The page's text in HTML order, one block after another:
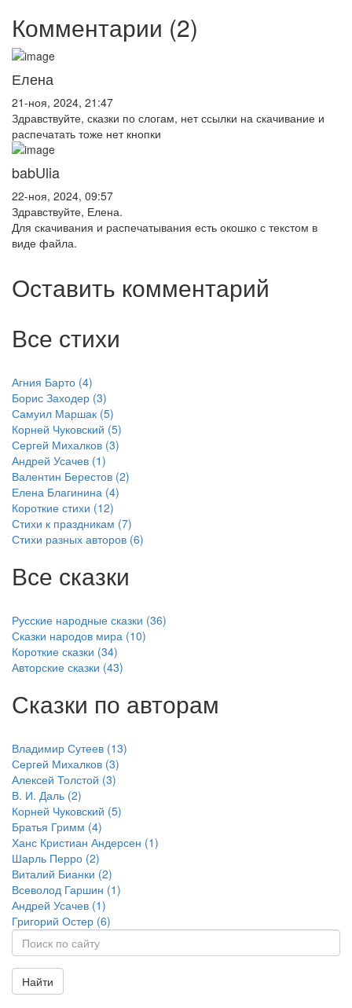
Комментарии (2)
Елена
21-ноя, 2024, 21:47
Здравствуйте, сказки по слогам, нет ссылки на скачивание и
распечатать тоже нет кнопки
babUlia
22-ноя, 2024, 09:57
Здравствуйте, Елена.
Для скачивания и распечатывания есть окошко с текстом в
виде файла.
Оставить комментарий
Все стихи
Агния Барто (4)
Борис Заходер (3)
Самуил Маршак (5)
Корней Чуковский (5)
Сергей Михалков (3)
Андрей Усачев (1)
Валентин Берестов (2)
Елена Благинина (4)
Короткие стихи (12)
Стихи к праздникам (7)
Стихи разных авторов (6)
Все сказки
Русские народные сказки (36)
Сказки народов мира (10)
Короткие сказки (34)
Авторские сказки (43)
Сказки по авторам
Владимир Сутеев (13)
Сергей Михалков (3)
Алексей Толстой (3)
В. И. Даль (2)
Корней Чуковский (5)
Братья Гримм (4)
Ханс Кристиан Андерсен (1)
Шарль Перро (2)
Виталий Бианки (2)
Всеволод Гаршин (1)
Андрей Усачев (1)
Григорий Остер (6)
Найти